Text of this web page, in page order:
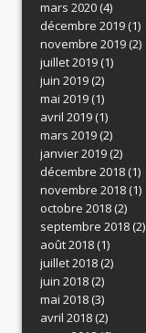
mars 2020(4)
décembre 2019(1)
novembre 2019(2)
juillet 2019(1)
juin 2019(2)
mai 2019(1)
avril 2019(1)
mars 2019(2)
janvier 2019(2)
décembre 2018(1)
novembre 2018(1)
octobre 2018(2)
septembre 2018(2)
août 2018(1)
juillet 2018(2)
juin 2018(2)
mai 2018(3)
avril 2018(2)